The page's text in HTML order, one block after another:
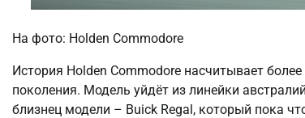
На фото: Holden Commodore
История Holden Commodore насчитывает
поколения. Модель уйдёт из линейки
близнец модели – Buick Regal, который пока